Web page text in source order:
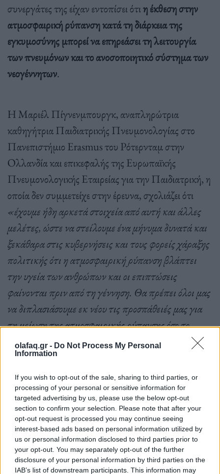
olafaq.gr - Do Not Process My Personal
Information
If you wish to opt-out of the sale, sharing to third parties, or
processing of your personal or sensitive information for
targeted advertising by us, please use the below opt-out
section to confirm your selection. Please note that after your
opt-out request is processed you may continue seeing
interest-based ads based on personal information utilized by
us or personal information disclosed to third parties prior to
your opt-out. You may separately opt-out of the further
disclosure of your personal information by third parties on the
IAB’s list of downstream participants. This information may
συνεργάτες της είχαν εντοπίσει ότιη έκθεση στην
ατμοσφαιρική ρύπανση κατά τη διάρκεια της
εγκυμοσύνης μπορεί να επηρεάσει τη λειτουργία
των πνευμόνων και το ανοσοποιητικό σύστημα των
νεογέννητων.
Η Μαριέλ Πίγνενμπουργκ, αναπληρώτρια
καθηγήτρια Παιδιατρικής Πνευμονολογίας στο
Πανεπιστήμιο Erasmus του Ρότερνταμ στην
Ολλανδία και επικεφαλής της Ευρωπαϊκής
Πνευμονολογικής Εταιρείας για την Παιδιατρική, η
οποία δεν συμμετείχε στην έρευνα, σχολιάζει ότι
«έχουμε ήδη αρκετά στοιχεία από αυτή και άλλες
μελέτες, ώστε να στείλουμε ένα μήνυμα δυνατά και
ξεκάθαρα στις κυβερνήσεις και τους φορείς χάραξης
πολιτικής ότι η ατμοσφαιρική ρύπανση βλάπτει
την υγεία των ανθρώπων και οι επιπτώσεις
φαίνονται πριν από τη γέννηση. Θα πρέπει όλοι μας
να διπλασιάσουμε εκ νέου τις προσπάθειές μας για
τη μείωση της ατμοσφαιρικής ρύπανσης όσο το
δυνατόν γρηγορότερα και περισσότερο. Αυτό όχι
μόνο θα βελτιώσει την υγεία των πληθυσμών και θα
μειώσει το κόστος που συνδέεται με τη θεραπεία
ασθενειών που προκαλούνται από την ατμοσφαιρική
ρύπανση, αλλά θα βοηθήσει και το περιβάλλον σε
μια εποχή που η κλιματική κρίση γίνεται όλο και
πιο εμφανής κάθε μέρα που περνάει».